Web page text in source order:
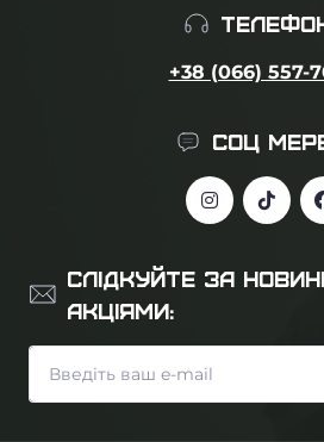
+38 (066) 557-
СОЦ
СЛІДКУЙТЕ ЗА
АКЦІЯМИ: